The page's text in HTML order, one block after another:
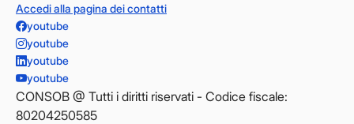
Accedi alla pagina dei contatti
youtube
youtube
youtube
youtube
CONSOB @ Tutti i diritti riservati - Codice fiscale:
80204250585